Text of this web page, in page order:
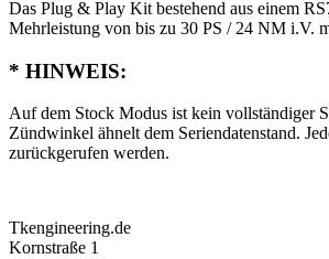
Das Plug & Play Kit bestehend aus einem
Mehrleistung von bis zu 30 PS / 24 NM i.V.
* HINWEIS:
Auf dem Stock Modus ist kein vollständiger
Zündwinkel ähnelt dem Seriendatenstand.
zurückgerufen werden.
Tkengineering.de
Kornstraße 1